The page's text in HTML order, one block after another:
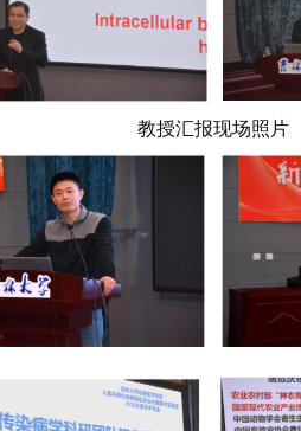
教授汇报现场照片